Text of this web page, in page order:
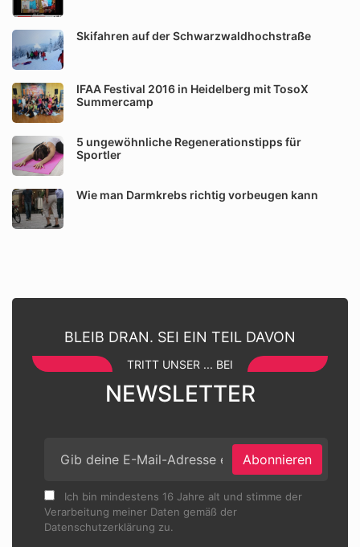
Skifahren auf der Schwarzwaldhochstraße
IFAA Festival 2016 in Heidelberg mit TosoX
Summercamp
5 ungewöhnliche Regenerationstipps für
Sportler
Wie man Darmkrebs richtig vorbeugen kann
BLEIB DRAN. SEI EIN TEIL DAVON
TRITT UNSER ... BEI
NEWSLETTER
Abonnieren
Ich bin mindestens 16 Jahre alt und stimme der
Verarbeitung meiner Daten gemäß der
Datenschutzerklärung zu.